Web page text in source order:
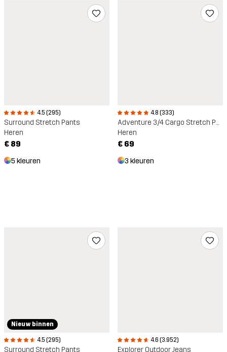
4.5 (295)
Surround Stretch Pants
Heren
€ 89
5 kleuren
4.8 (333)
Adventure 3/4 Cargo Stretch Pants
Heren
€ 69
3 kleuren
Nieuw binnen
4.5 (295)
Surround Stretch Pants
4.6 (3.952)
Explorer Outdoor Jeans